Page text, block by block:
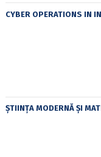
CYBER OPERATIONS IN
ȘTIINȚA MODERNĂ ȘI